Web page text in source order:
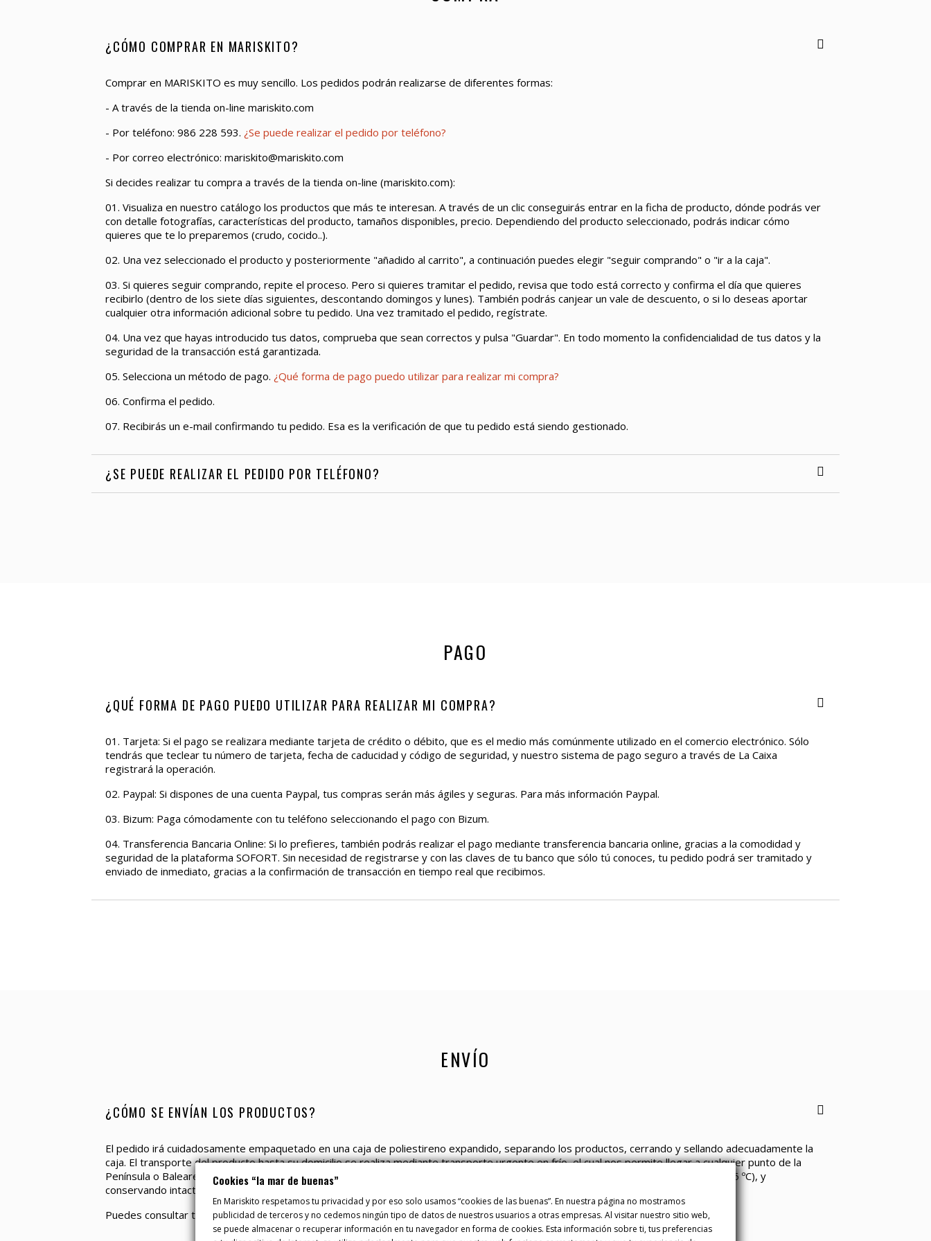
¿CÓMO COMPRAR EN MARISKITO?
Comprar en MARISKITO es muy sencillo. Los pedidos podrán realizarse de diferentes formas:
- A través de la tienda on-line mariskito.com
- Por teléfono: 986 228 593. ¿Se puede realizar el pedido por teléfono?
- Por correo electrónico: mariskito@mariskito.com
Si decides realizar tu compra a través de la tienda on-line (mariskito.com):
01. Visualiza en nuestro catálogo los productos que más te interesan. A través de un clic conseguirás entrar en la ficha de producto, dónde podrás ver
con detalle fotografías, características del producto, tamaños disponibles, precio. Dependiendo del producto seleccionado, podrás indicar cómo
quieres que te lo preparemos (crudo, cocido..).
02. Una vez seleccionado el producto y posteriormente "añadido al carrito", a continuación puedes elegir "seguir comprando" o "ir a la caja".
03. Si quieres seguir comprando, repite el proceso. Pero si quieres tramitar el pedido, revisa que todo está correcto y confirma el día que quieres
recibirlo (dentro de los siete días siguientes, descontando domingos y lunes). También podrás canjear un vale de descuento, o si lo deseas aportar
cualquier otra información adicional sobre tu pedido. Una vez tramitado el pedido, regístrate.
04. Una vez que hayas introducido tus datos, comprueba que sean correctos y pulsa "Guardar". En todo momento la confidencialidad de tus datos y la
seguridad de la transacción está garantizada.
05. Selecciona un método de pago. ¿Qué forma de pago puedo utilizar para realizar mi compra?
06. Confirma el pedido.
07. Recibirás un e-mail confirmando tu pedido. Esa es la verificación de que tu pedido está siendo gestionado.
¿SE PUEDE REALIZAR EL PEDIDO POR TELÉFONO?
PAGO
¿QUÉ FORMA DE PAGO PUEDO UTILIZAR PARA REALIZAR MI COMPRA?
01. Tarjeta: Si el pago se realizara mediante tarjeta de crédito o débito, que es el medio más comúnmente utilizado en el comercio electrónico. Sólo
tendrás que teclear tu número de tarjeta, fecha de caducidad y código de seguridad, y nuestro sistema de pago seguro a través de La Caixa
registrará la operación.
02. Paypal: Si dispones de una cuenta Paypal, tus compras serán más ágiles y seguras. Para más información Paypal.
03. Bizum: Paga cómodamente con tu teléfono seleccionando el pago con Bizum.
04. Transferencia Bancaria Online: Si lo prefieres, también podrás realizar el pago mediante transferencia bancaria online, gracias a la comodidad y
seguridad de la plataforma SOFORT. Sin necesidad de registrarse y con las claves de tu banco que sólo tú conoces, tu pedido podrá ser tramitado y
enviado de inmediato, gracias a la confirmación de transacción en tiempo real que recibimos.
ENVÍO
¿CÓMO SE ENVÍAN LOS PRODUCTOS?
El pedido irá cuidadosamente empaquetado en una caja de poliestireno expandido, separando los productos, cerrando y sellando adecuadamente la
caja. El transporte del producto hasta su domicilio se realiza mediante transporte urgente en frío, el cual nos permite llegar a cualquier punto de la
Península o Baleares manteniendo en todo momento la cadena de frío (el producto estará siempre a una temperatura de entre 2 y 6 ºC), y
conservando intacta toda la calidad.
Puedes consultar todo el proceso aquí.
Cookies “la mar de buenas”
En Mariskito respetamos tu privacidad y por eso solo usamos “cookies de las buenas”. En nuestra página no mostramos
publicidad de terceros y no cedemos ningún tipo de datos de nuestros usuarios a otras empresas. Al visitar nuestro sitio web,
se puede almacenar o recuperar información en tu navegador en forma de cookies. Esta información sobre ti, tus preferencias